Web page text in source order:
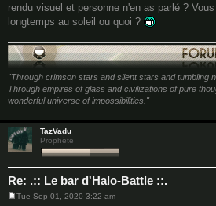
rendu visuel et personne n'en as parlé ?
longtemps au soleil ou quoi ?
"Through crimson stars and silent stars and tumbling
Through empires of glass and civilizations of pure
wonderful universe of impossibilities."
TazVadu
Prophète
Re: .:: Le bar d'Halo-Battle ::.
Tue Sep 01, 2020 3:22 am